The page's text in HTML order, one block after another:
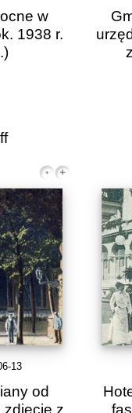
w
1938 r.
13
od
zdjęcie z